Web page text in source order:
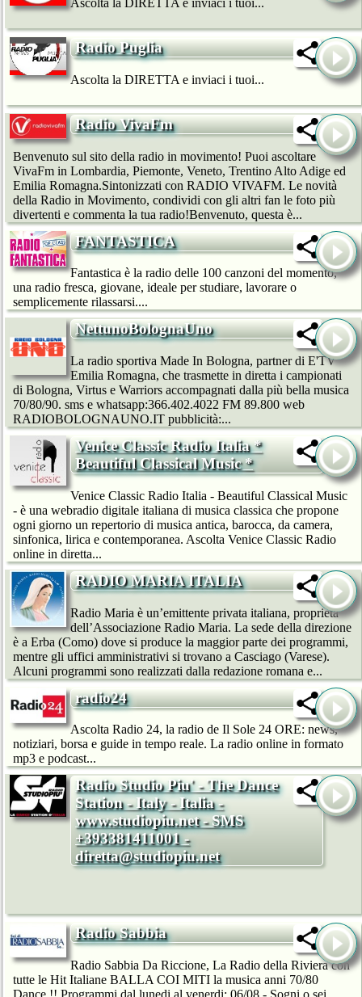
Ascolta la DIRETTA e inviaci i tuoi...
Radio Puglia
Ascolta la DIRETTA e inviaci i tuoi...
Radio VivaFm
Benvenuto sul sito della radio in movimento! Puoi ascoltare
VivaFm in Lombardia, Piemonte, Veneto, Trentino Alto Adige ed
Emilia Romagna.Sintonizzati con RADIO VIVAFM. Le novità
della Radio in Movimento, condividi con gli altri fan le foto più
divertenti e commenta la tua radio!Benvenuto, questa è...
FANTASTICA
Fantastica è la radio delle 100 canzoni del momento,
una radio fresca, giovane, ideale per studiare, lavorare o
semplicemente rilassarsi....
NettunoBolognaUno
La radio sportiva Made In Bologna, partner di E'TV
Emilia Romagna, che trasmette in diretta i campionati
di Bologna, Virtus e Warriors accompagnati dalla più bella musica
70/80/90. sms e whatsapp:366.402.4022 FM 89.800 web
RADIOBOLOGNAUNO.IT pubblicità:...
Venice Classic Radio Italia *
Beautiful Classical Music *
Venice Classic Radio Italia - Beautiful Classical Music
- è una webradio digitale italiana di musica classica che propone
ogni giorno un repertorio di musica antica, barocca, da camera,
sinfonica, lirica e contemporanea. Ascolta Venice Classic Radio
online in diretta...
RADIO MARIA ITALIA
Radio Maria è un’emittente privata italiana, proprietà
dell’Associazione Radio Maria. La sede della direzione
è a Erba (Como) dove si produce la maggior parte dei programmi,
mentre gli uffici amministrativi si trovano a Casciago (Varese).
Alcuni programmi sono realizzati dalla redazione romana e...
radio24
Ascolta Radio 24, la radio de Il Sole 24 ORE: news,
notiziari, borsa e guide in tempo reale. La radio online in formato
mp3 e podcast...
Radio Studio Piu' - The Dance
Station - Italy - Italia -
www.studiopiu.net - SMS
+393381411001 -
diretta@studiopiu.net
Radio Sabbia
Radio Sabbia Da Riccione, La Radio della Riviera con
tutte le Hit Italiane BALLA COI MITI la musica anni 70/80
Dance !! Programmi dal lunedi al venerdi: 06/08 - Sogni o sei